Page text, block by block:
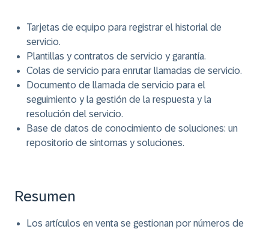
Tarjetas de equipo para registrar el historial de
servicio.
Plantillas y contratos de servicio y garantía.
Colas de servicio para enrutar llamadas de servicio.
Documento de llamada de servicio para el
seguimiento y la gestión de la respuesta y la
resolución del servicio.
Base de datos de conocimiento de soluciones: un
repositorio de síntomas y soluciones.
Resumen
Los artículos en venta se gestionan por números de